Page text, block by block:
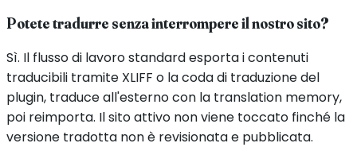
Potete tradurre senza interrompere il nostro sito?
Sì. Il flusso di lavoro standard esporta i contenuti
traducibili tramite XLIFF o la coda di traduzione del
plugin, traduce all'esterno con la translation memory,
poi reimporta. Il sito attivo non viene toccato finché la
versione tradotta non è revisionata e pubblicata.